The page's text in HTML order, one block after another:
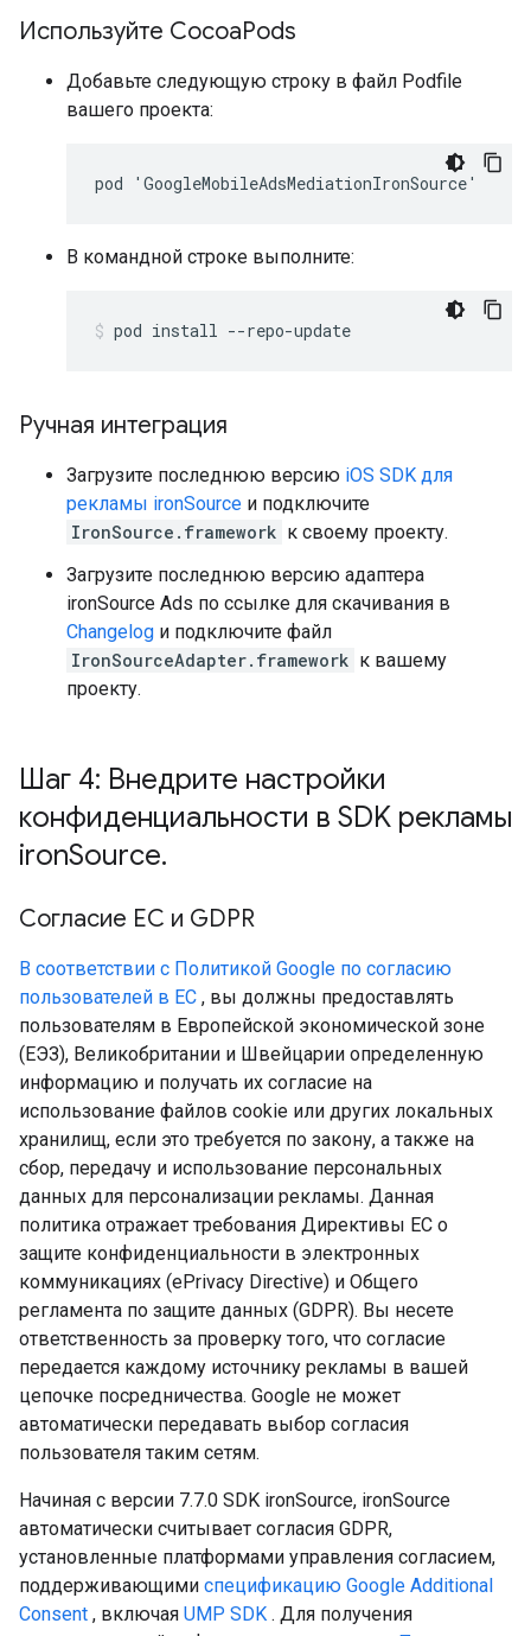
Используйте CocoaPods
Добавьте следующую строку в файл Podfile
вашего проекта:
В командной строке выполните:
pod install --repo-update
Ручная интеграция
Загрузите последнюю версию iOS SDK для
рекламы ironSource и подключите
IronSource.framework к своему проекту.
Загрузите последнюю версию адаптера
ironSource Ads по ссылке для скачивания в
Changelog и подключите файл
IronSourceAdapter.framework к вашему
проекту.
Шаг 4: Внедрите настройки
конфиденциальности в SDK рекламы
ironSource.
Согласие ЕС и GDPR
В соответствии с Политикой Google по согласию
пользователей в ЕС , вы должны предоставлять
пользователям в Европейской экономической зоне
(ЕЭЗ), Великобритании и Швейцарии определенную
информацию и получать их согласие на
использование файлов cookie или других локальных
хранилищ, если это требуется по закону, а также на
сбор, передачу и использование персональных
данных для персонализации рекламы. Данная
политика отражает требования Директивы ЕС о
защите конфиденциальности в электронных
коммуникациях (ePrivacy Directive) и Общего
регламента по защите данных (GDPR). Вы несете
ответственность за проверку того, что согласие
передается каждому источнику рекламы в вашей
цепочке посредничества. Google не может
автоматически передавать выбор согласия
пользователя таким сетям.
Начиная с версии 7.7.0 SDK ironSource, ironSource
автоматически считывает согласия GDPR,
установленные платформами управления согласием,
поддерживающими спецификацию Google Additional
Consent , включая UMP SDK . Для получения